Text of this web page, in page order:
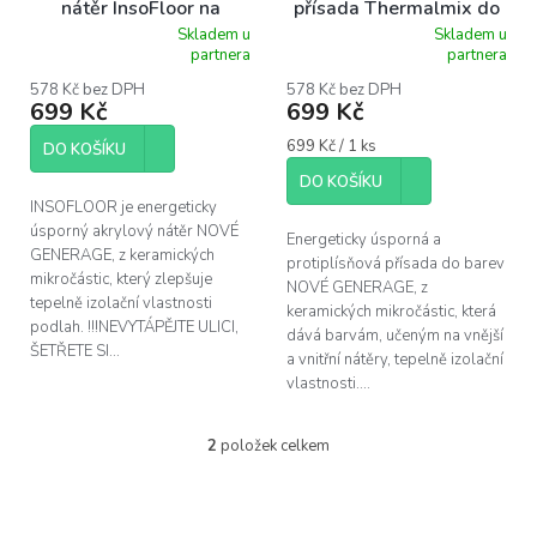
nátěr InsoFloor na
podlahy 1l
produktu
je
5,0
5
Skladem u
partnera
578 Kč bez DPH
699 Kč
DO KOŠÍKU
INSOFLOOR je energeticky
úsporný akrylový nátěr NOVÉ
GENERAGE, z keramických
mikročástic, který zlepšuje
tepelně izolační vlastnosti
podlah. !!!NEVYTÁPĚJTE ULICI,
ŠETŘETE SI...
přísada Thermalmix do
produktu
je
z
hvězdiček.
Skladem u
partnera
578 Kč bez DPH
699 Kč
Měrná
cena:
699 Kč / 1 ks
DO KOŠÍKU
Energeticky úsporná a
protiplísňová přísada do barev
NOVÉ GENERAGE, z
keramických mikročástic, která
dává barvám, učeným na vnější
a vnitřní nátěry, tepelně izolační
vlastnosti....
O
2 položek celkem